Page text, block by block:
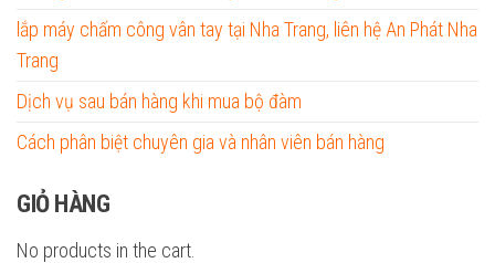
lắp máy chấm công vân tay tại Nha Trang, liên hệ An Phát Nha
Trang
Dịch vụ sau bán hàng khi mua bộ đàm
Cách phân biệt chuyên gia và nhân viên bán hàng
GIỎ HÀNG
No products in the cart.